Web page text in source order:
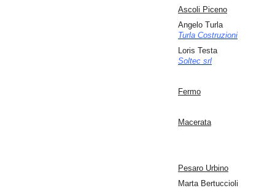
Ascoli Piceno
Angelo Turla
Turla Costruzioni
Loris Testa
Soltec srl
Fermo
Macerata
Pesaro Urbino
Marta Bertuccioli